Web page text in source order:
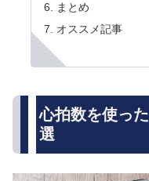
まとめ
オススメ記事
心拍数を使っ
選